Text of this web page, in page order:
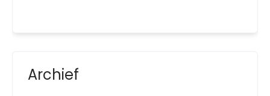
Archief